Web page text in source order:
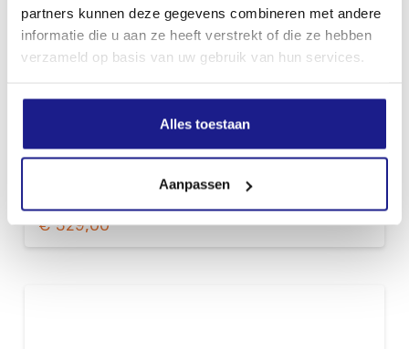
partners kunnen deze gegevens combineren met andere
informatie die u aan ze heeft verstrekt of die ze hebben
verzameld op basis van uw gebruik van hun services.
Alles toestaan
Aanpassen
TSA 230, ZONDER ACCU EN LADER
€529,00